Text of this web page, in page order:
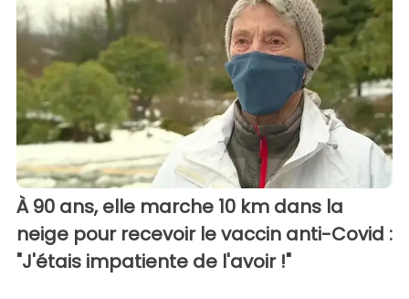
À 90 ans, elle marche 10 km dans la
neige pour recevoir le vaccin anti-Covid :
"J'étais impatiente de l'avoir !"